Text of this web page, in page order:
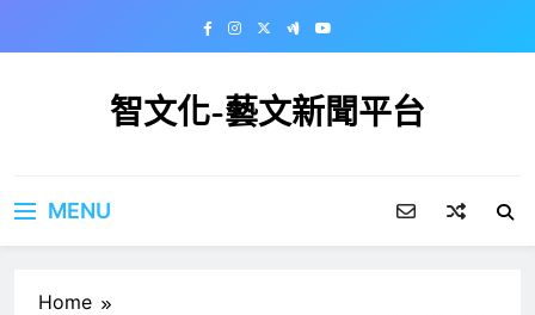
智文化-藝文新聞平台
MENU
Home